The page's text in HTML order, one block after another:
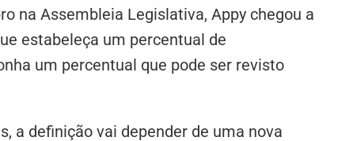
na Assembleia Legislativa, Appy chegou a
estabeleça um percentual de
um percentual que pode ser revisto
a definição vai depender de uma nova